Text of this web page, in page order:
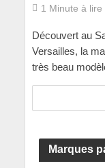
1 Minute à lire
Découvert au
Versailles, la
très beau
Marques